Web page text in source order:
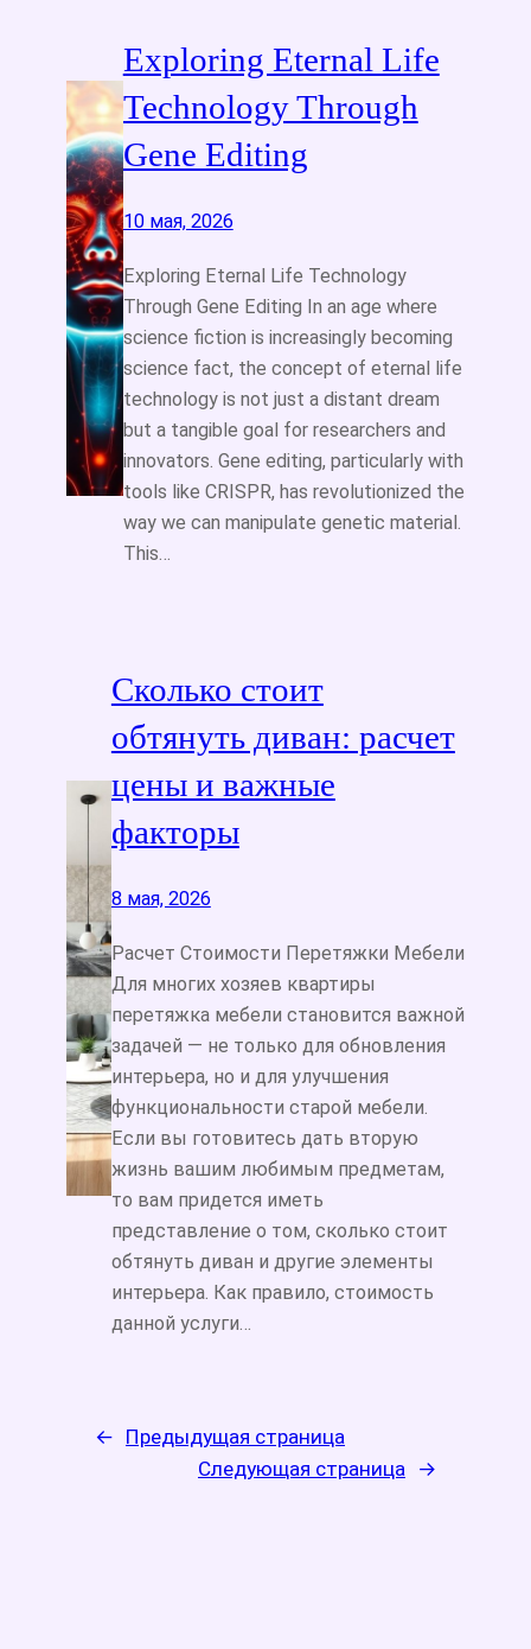
Exploring Eternal Life
Technology Through
Gene Editing
10 мая, 2026
Exploring Eternal Life Technology
Through Gene Editing In an age where
science fiction is increasingly becoming
science fact, the concept of eternal life
technology is not just a distant dream
but a tangible goal for researchers and
innovators. Gene editing, particularly with
tools like CRISPR, has revolutionized the
way we can manipulate genetic material.
This…
Сколько стоит
обтянуть диван: расчет
цены и важные
факторы
8 мая, 2026
Расчет Стоимости Перетяжки Мебели
Для многих хозяев квартиры
перетяжка мебели становится важной
задачей — не только для обновления
интерьера, но и для улучшения
функциональности старой мебели.
Если вы готовитесь дать вторую
жизнь вашим любимым предметам,
то вам придется иметь
представление о том, сколько стоит
обтянуть диван и другие элементы
интерьера. Как правило, стоимость
данной услуги…
← Предыдущая страница
Следующая страница →